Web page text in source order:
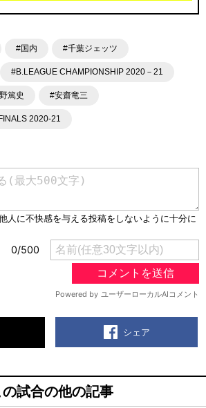
#国内 #千葉ジェッツ
#B.LEAGUE CHAMPIONSHIP 2020－21
篤史 #安齋竜三
2020-21
シェア
の試合の他の記事